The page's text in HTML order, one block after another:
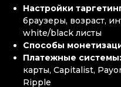
Настройки
браузеры, возраст,
white/black листы
Способы
Платежные
карты, Capitalist,
Ripple